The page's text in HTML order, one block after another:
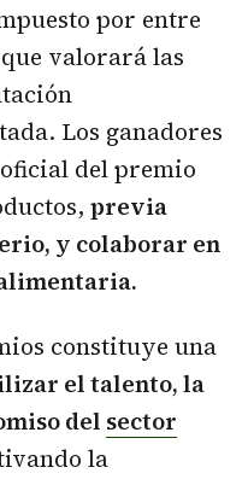
por entre
valorará las
Los ganadores
del premio
previa
y colaborar en
constituye una
el talento, la
del sector
la